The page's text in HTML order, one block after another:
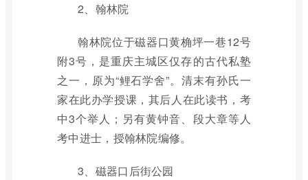
2、翰林院
翰林院位于磁器口黄桷坪一巷12号
附3号，是重庆主城区仅存的古代私塾
之一，原为“鲤石学舍”。清末有孙氏一
家在此办学授课，其后人在此读书，考
中3个举人；另有黄钟音、段大章等人
考中进士，授翰林院编修。
3、磁器口后街公园